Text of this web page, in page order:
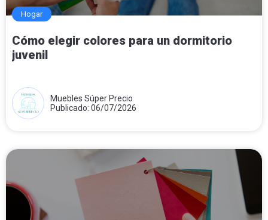
Hogar
Cómo elegir colores para un dormitorio
juvenil
Muebles Súper Precio
Publicado: 06/07/2026